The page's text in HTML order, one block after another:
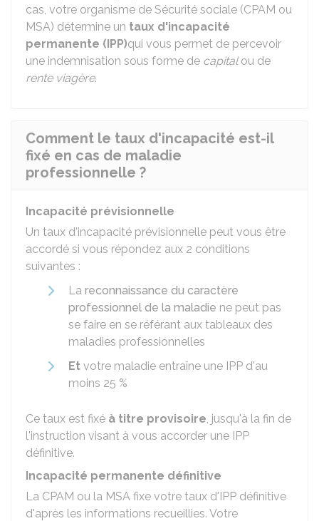
cas, votre organisme de Sécurité sociale (CPAM ou
MSA) détermine un taux d'incapacité
permanente (IPP)qui vous permet de percevoir
une indemnisation sous forme de capitalou de
rente viagère.
Comment le taux d'incapacité est-il
fixé en cas de maladie
professionnelle ?
Incapacité prévisionnelle
Un taux d'incapacité prévisionnelle peut vous être
accordé si vous répondez aux 2 conditions
suivantes :
La reconnaissance du caractère
professionnel de la maladie ne peut pas
se faire en se référant aux tableaux des
maladies professionnelles
Et votre maladie entraîne une IPP d'au
moins 25 %
Ce taux est fixé à titre provisoire, jusqu'à la fin de
l'instruction visant à vous accorder une IPP
définitive.
Incapacité permanente définitive
La CPAM ou la MSA fixe votre taux d'IPP définitive
d'après les informations recueillies. Votre